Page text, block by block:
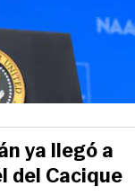
ya llegó a
del Cacique